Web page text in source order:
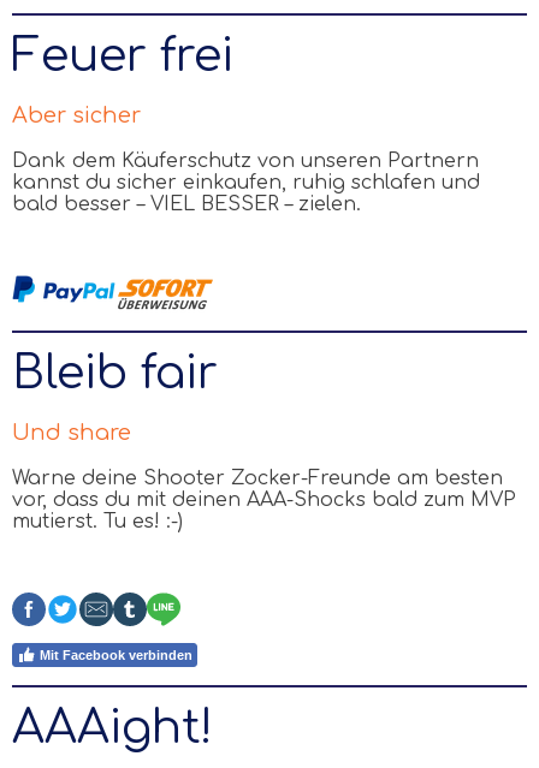
Feuer frei
Aber sicher
Dank dem Käuferschutz von unseren Partnern
kannst du sicher einkaufen, ruhig schlafen und
bald besser–VIEL BESSER–zielen.
Bleib fair
Und share
Warne deine Shooter Zocker-Freunde am besten
vor, dass du mit deinen AAA-Shocks bald zum MVP
mutierst. Tu es! :-)
Mit Facebook verbinden
AAAight!